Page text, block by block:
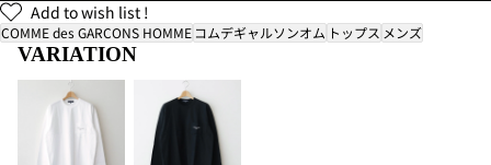
Add to wish list !
COMME des GARCONS HOMME コムデギャルソンオム トップス メンズ
VARIATION